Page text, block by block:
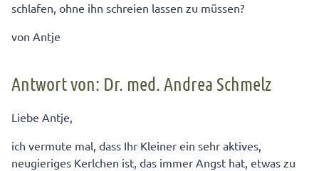
schlafen, ohne ihn schreien lassen zu müssen?
von Antje
Antwort von: Dr. med. Andrea Schmelz
Liebe Antje,
ich vermute mal, dass Ihr Kleiner ein sehr aktives,
neugieriges Kerlchen ist, das immer Angst hat, etwas zu